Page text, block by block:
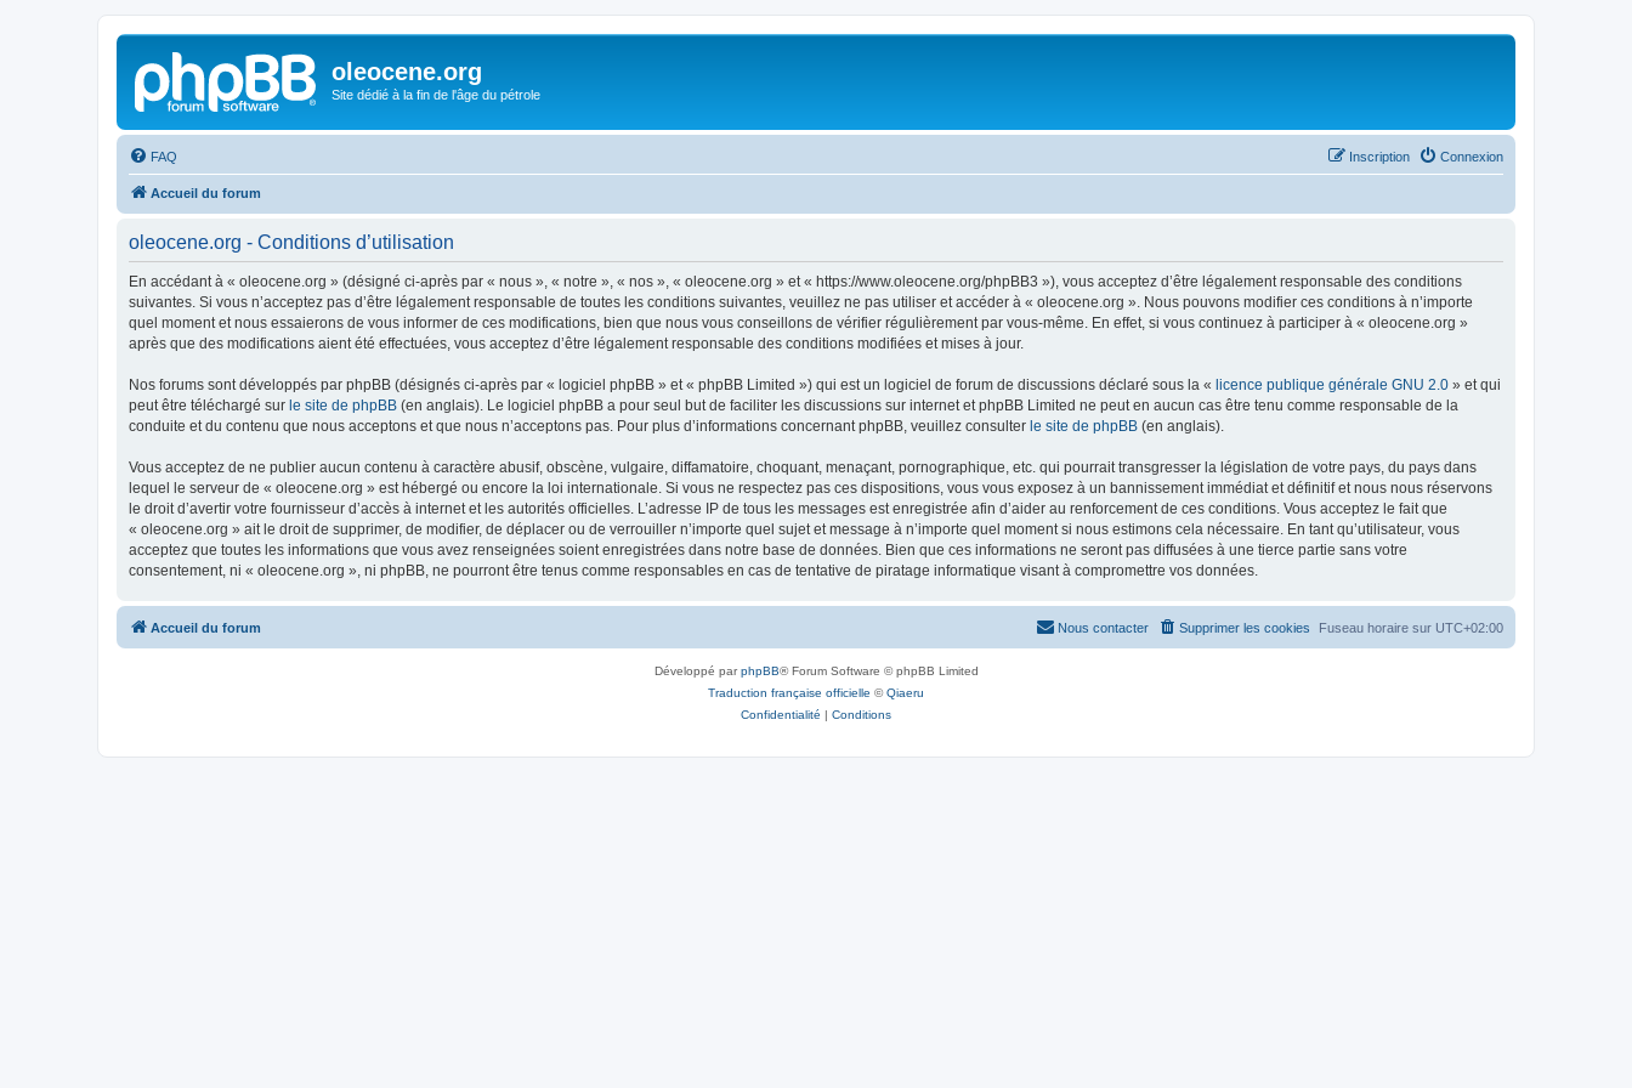
oleocene.org
Site dédié à la fin de l'âge du pétrole
FAQ Connexion
Inscription
Accueil du forum
oleocene.org - Conditions d’utilisation
En accédant à « oleocene.org » (désigné ci-après par « nous », « notre », « nos », « oleocene.org » et « https://www.oleocene.org/phpBB3 »), vous acceptez d’être légalement responsable des conditions
suivantes. Si vous n’acceptez pas d’être légalement responsable de toutes les conditions suivantes, veuillez ne pas utiliser et accéder à « oleocene.org ». Nous pouvons modifier ces conditions à n’importe
quel moment et nous essaierons de vous informer de ces modifications, bien que nous vous conseillons de vérifier régulièrement par vous-même. En effet, si vous continuez à participer à « oleocene.org »
après que des modifications aient été effectuées, vous acceptez d’être légalement responsable des conditions modifiées et mises à jour.
Nos forums sont développés par phpBB (désignés ci-après par « logiciel phpBB » et « phpBB Limited ») qui est un logiciel de forum de discussions déclaré sous la « licence publique générale GNU 2.0 » et qui
peut être téléchargé sur le site de phpBB (en anglais). Le logiciel phpBB a pour seul but de faciliter les discussions sur internet et phpBB Limited ne peut en aucun cas être tenu comme responsable de la
conduite et du contenu que nous acceptons et que nous n’acceptons pas. Pour plus d’informations concernant phpBB, veuillez consulter le site de phpBB (en anglais).
Vous acceptez de ne publier aucun contenu à caractère abusif, obscène, vulgaire, diffamatoire, choquant, menaçant, pornographique, etc. qui pourrait transgresser la législation de votre pays, du pays dans
lequel le serveur de « oleocene.org » est hébergé ou encore la loi internationale. Si vous ne respectez pas ces dispositions, vous vous exposez à un bannissement immédiat et définitif et nous nous réservons
le droit d’avertir votre fournisseur d’accès à internet et les autorités officielles. L’adresse IP de tous les messages est enregistrée afin d’aider au renforcement de ces conditions. Vous acceptez le fait que
« oleocene.org » ait le droit de supprimer, de modifier, de déplacer ou de verrouiller n’importe quel sujet et message à n’importe quel moment si nous estimons cela nécessaire. En tant qu’utilisateur, vous
acceptez que toutes les informations que vous avez renseignées soient enregistrées dans notre base de données. Bien que ces informations ne seront pas diffusées à une tierce partie sans votre
consentement, ni « oleocene.org », ni phpBB, ne pourront être tenus comme responsables en cas de tentative de piratage informatique visant à compromettre vos données.
Accueil du forum Fuseau horaire sur UTC+02:00
Supprimer les cookies
Nous contacter
Développé parphpBB® Forum Software © phpBB Limited
Traduction française officielle ©Qiaeru
Confidentialité | Conditions